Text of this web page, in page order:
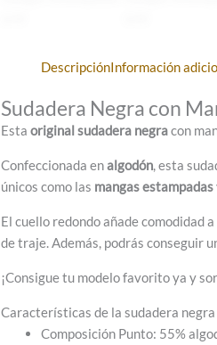
DescripciónInformación
Sudadera Negra con
Estaoriginal sudadera negracon
Confeccionada enalgodón, esta
únicos como las mangas estampadas
El cuello redondo añade comodidad
de traje. Además, podrás conseguir
¡Consigue tu modelo favorito ya y
Características de la sudadera negra
Composición Punto: 55%